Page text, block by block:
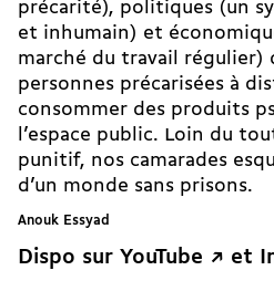
précarité), politiques (un
et inhumain) et
marché du travail
personnes précarisées à
consommer des produits
l’espace public. Loin du
punitif, nos camarades
d’un monde sans prisons.
Anouk Essyad
Dispo sur YouTube ↗︎ et